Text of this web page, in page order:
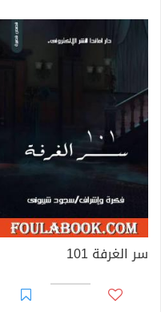
سر الغرفة 101